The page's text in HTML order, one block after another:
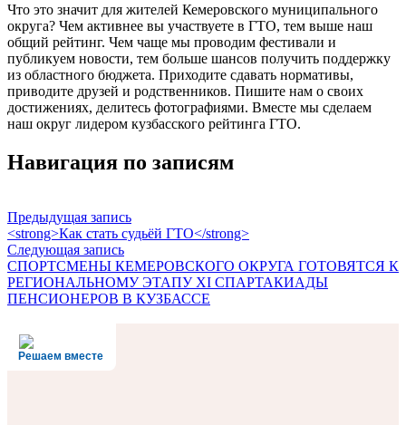
Что это значит для жителей Кемеровского муниципального
округа? Чем активнее вы участвуете в ГТО, тем выше наш
общий рейтинг. Чем чаще мы проводим фестивали и
публикуем новости, тем больше шансов получить поддержку
из областного бюджета. Приходите сдавать нормативы,
приводите друзей и родственников. Пишите нам о своих
достижениях, делитесь фотографиями. Вместе мы сделаем
наш округ лидером кузбасского рейтинга ГТО.
Навигация по записям
Предыдущая запись
<strong>Как стать судьёй ГТО</strong>
Следующая запись
СПОРТСМЕНЫ КЕМЕРОВСКОГО ОКРУГА ГОТОВЯТСЯ К
РЕГИОНАЛЬНОМУ ЭТАПУ XI СПАРТАКИАДЫ
ПЕНСИОНЕРОВ В КУЗБАССЕ
Решаем вместе